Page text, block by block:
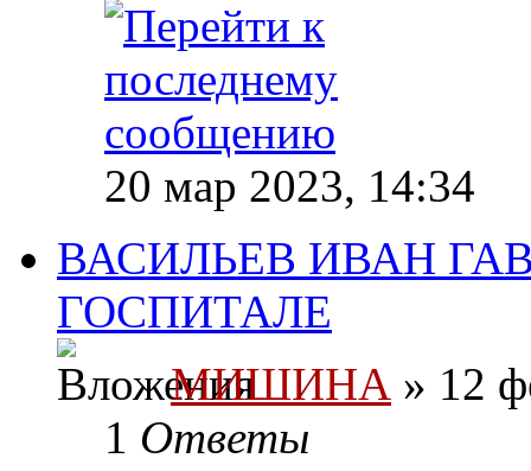
20 мар 2023, 14:34
ВАСИЛЬЕВ ИВАН
ГОСПИТАЛЕ
МИШИНА » 12
1 Ответы